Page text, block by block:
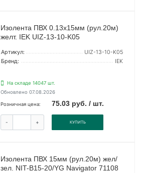
Изолента ПВХ 0.13х15мм (рул.20м)
желт. IEK UIZ-13-10-K05
Артикул:
UIZ-13-10-K05
Бренд:
IEK
На складе 14047 шт.
Обновлено 07.08.2026
Розничная цена: 75.03 руб. / шт.
- + КУПИТЬ
Изолента ПВХ 15мм (рул.20м) жел/
зел. NIT-B15-20/YG Navigator 71108